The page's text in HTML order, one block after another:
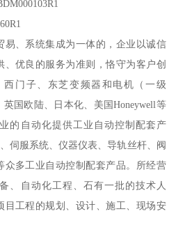
易、系统集成为一体的，企业以诚信
优良的服务为准则，恪守为客户创
门子、东芝变频器和电机（一级
国欧陆、日本化、美国Honeywell等
的自动化提供工业自动控制配套产
伺服系统、仪器仪表、导轨丝杆、阀
众多工业自动控制配套产品。所经营
、自动化工程、石有一批的技术人
目工程的规划、设计、施工、现场安